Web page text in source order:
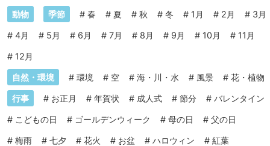
動物 季節 # 春 # 夏 # 秋 # 冬 # 1月 # 2月 # 3月
# 4月 # 5月 # 6月 # 7月 # 8月 # 9月 # 10月 # 11月
# 12月
自然・環境 # 環境 # 空 # 海・川・水 # 風景 # 花・植物
行事 # お正月 # 年賀状 # 成人式 # 節分 # バレンタイン
# こどもの日 # ゴールデンウィーク # 母の日 # 父の日
# 梅雨 # 七夕 # 花火 # お盆 # ハロウィン # 紅葉